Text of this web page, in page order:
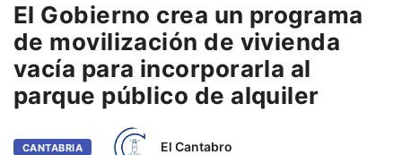
El Gobierno crea un programa
de movilización de vivienda
vacía para incorporarla al
parque público de alquiler
CANTABRIA El Cantabro